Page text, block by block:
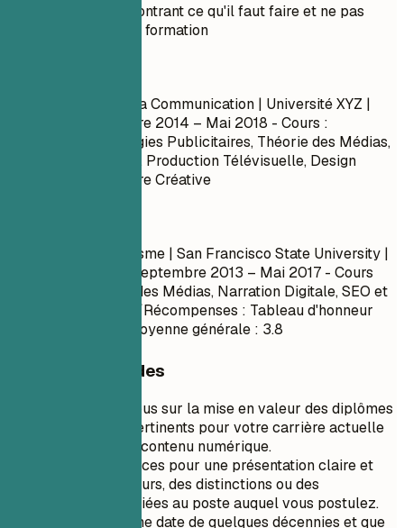
Exemple concret montrant ce qu'il faut faire et ne pas
faire pour la section formation
Licence en Arts de la Communication | Université XYZ |
Septembre 2014 – Mai 2018 - Cours :
Journalisme, Stratégies Publicitaires, Théorie des Médias,
Relations Publiques, Production Télévisuelle, Design
d'Impression, Écriture Créative
Licence en Journalisme | San Francisco State University |
Septembre 2013 – Mai 2017 - Cours
pertinents : Études des Médias, Narration Digitale, SEO et
Analyse - Mentions/Récompenses : Tableau d'honneur
(Automne 2015) - Moyenne générale : 3.8
Conseils rapides
Concentrez-vous sur la mise en valeur des diplômes
directement pertinents pour votre carrière actuelle
en création de contenu numérique.
Utilisez des puces pour une présentation claire et
concise des cours, des distinctions ou des
récompenses liées au poste auquel vous postulez.
Si votre diplôme date de quelques décennies et que